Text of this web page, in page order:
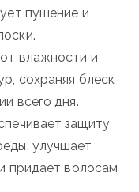
пушение и
влажности и
сохраняя блеск
всего дня.
защиту
улучшает
придает волосам